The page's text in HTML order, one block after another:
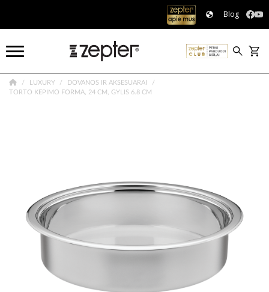
Blog
LUXURY
DOVANOS IR AKSESUARAI
TORTO KEPIMO FORMA, 24 CM, GYLIS 6.8 CM